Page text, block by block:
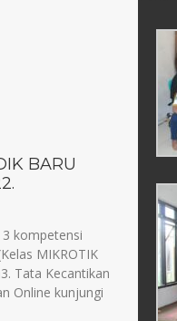
BARU
kompetensi
MIKROTIK
Tata Kecantikan
Online kunjungi